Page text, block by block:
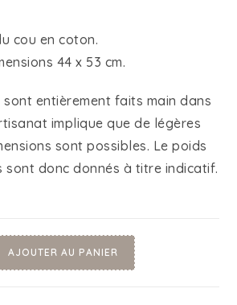
cou en coton.
44 x 53 cm.
sont entièrement faits main dans
implique que de légères
sont possibles. Le poids
sont donc donnés à titre indicatif.
AJOUTER AU PANIER